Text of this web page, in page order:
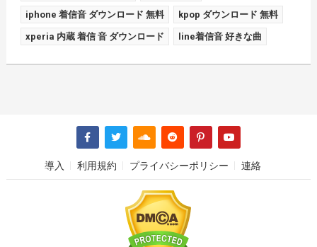
iphone 着信音 ダウンロード 無料 kpop ダウンロード 無料
xperia 内蔵 着信 音 ダウンロード line着信音 好きな曲
導入 利用規約 プライバシーポリシー 連絡